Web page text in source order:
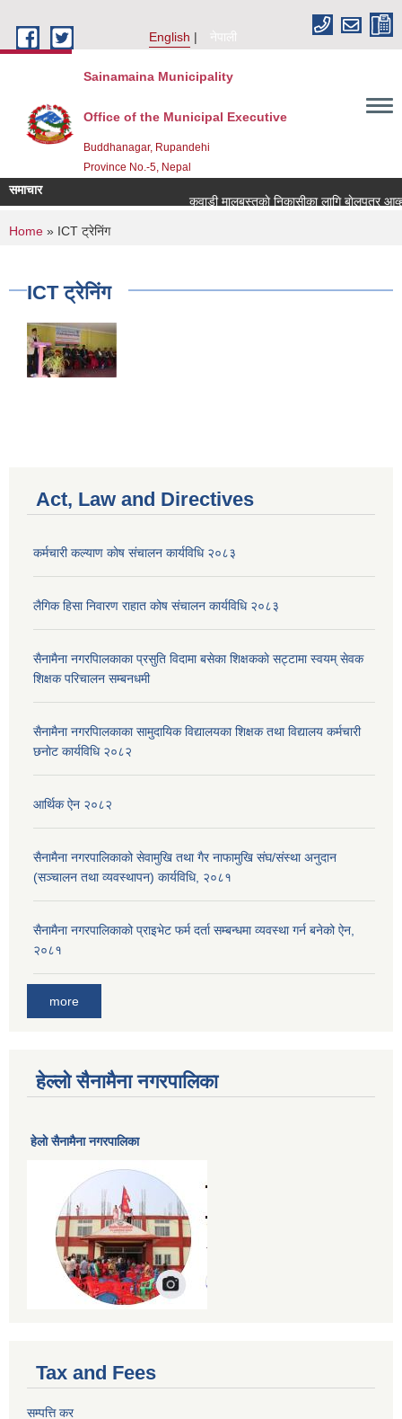
English
नेपाली
Sainamaina Municipality
Office of the Municipal Executive
Buddhanagar, Rupandehi
Province No.-5, Nepal
समाचार
कवाडी मालबस्तुकाे निकासीका लागि बाेलपत्र
You are here
Home » ICT ट्रेनिंग
ICT ट्रेनिंग
Act, Law and Directives
कर्मचारी कल्याण काेष संचालन कार्यविधि २०८३
लैगिक हिसा निवारण राहात कोष संचालन कार्यविधि २०८३
सैनामैना नगरपािलकाका प्रसुति विदामा बसेका शिक्षककाे सट्टामा स्वयम् सेवक
शिक्षक परिचालन सम्बनधमी
सैनामैना नगरपािलकाका सामुदायिक विद्यालयका शिक्षक तथा विद्यालय कर्मचारी
छनाेट कार्यविधि २०८२
आर्थिक ऐन २०८२
सैनामैना नगरपालिकाको सेवामुखि तथा गैर नाफामुखि संघ/संस्था अनुदान
(सञ्चालन तथा व्यवस्थापन) कार्यविधि, २०८१
सैनामैना नगरपालिकाको प्राइभेट फर्म दर्ता सम्बन्धमा व्यवस्था गर्न बनेको ऐन,
२०८१
more
हेल्लो सैनामैना नगरपालिका
हेलाे सैनामैना नगरपालिका
Tax and Fees
सम्पत्ति कर